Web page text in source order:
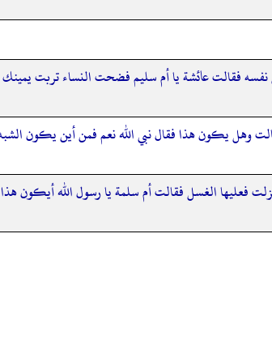
نفسه فقالت عائشة يا أم سليم فضحت النساء تربت
وهل يكون هذا فقال نبي الله نعم فمن أين يكون
فعليها الغسل فقالت أم سلمة يا رسول الله أيكون